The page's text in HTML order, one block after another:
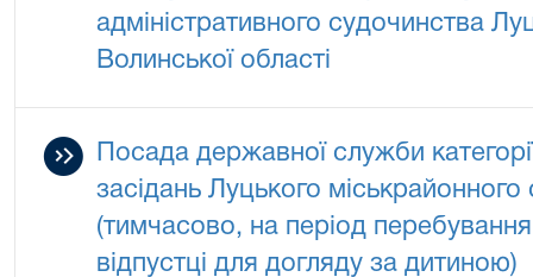
адміністративного судочинства
Волинської області
Посада державної служби
засідань Луцького міськрайонного
(тимчасово, на період
відпустці для догляду за дитиною)